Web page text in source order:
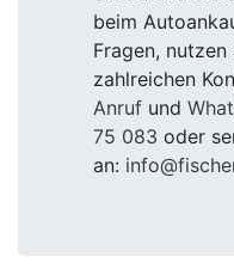
beim
Fragen,
zahlreichen
Anruf und
75 083 oder
an: